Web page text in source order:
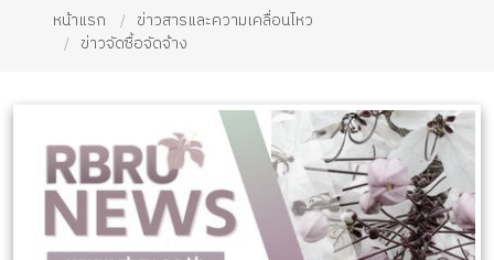
หน้าแรก
ข่าวสารและความเคลื่อนไหว
ข่าวจัดซื้อจัดจ้าง